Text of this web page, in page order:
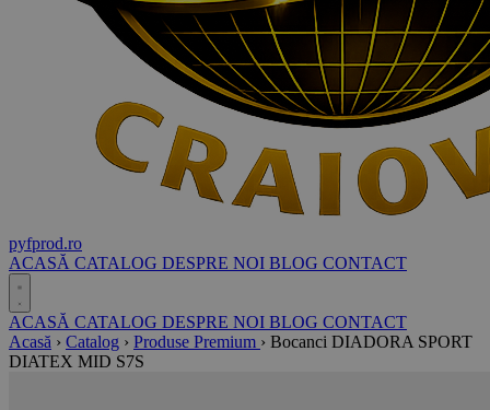
pyfprod.ro
ACASĂ CATALOG DESPRE NOI BLOG CONTACT
ACASĂ CATALOG DESPRE NOI BLOG CONTACT
Acasă › Catalog › Produse Premium › Bocanci DIADORA SPORT
DIATEX MID S7S